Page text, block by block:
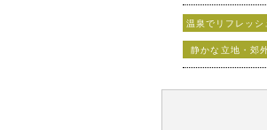
葉山、逗子、鎌
ゆっくり充実に
温泉でリフレッシ
静かな立地・郊